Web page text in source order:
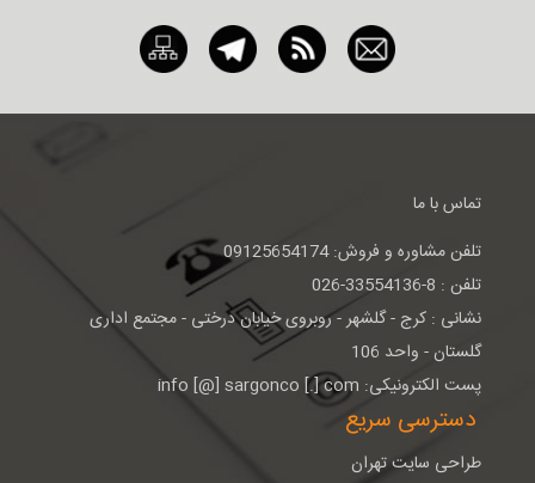
تماس با ما
تلفن مشاوره و فروش: 09125654174
تلفن : 8-33554136-026
نشانی : كرج - گلشهر - روبروی خيابان درختی - مجتمع اداری
گلستان - واحد 106
پست الکترونیکی: info [@] sargonco [.] com
دسترسی سریع
طراحی سایت تهران